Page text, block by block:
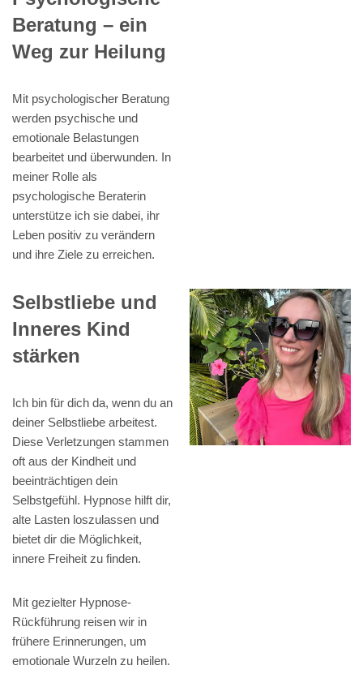
Beratung – ein
Weg zur Heilung
Mit psychologischer Beratung
werden psychische und
emotionale Belastungen
bearbeitet und überwunden. In
meiner Rolle als
psychologische Beraterin
unterstütze ich sie dabei, ihr
Leben positiv zu verändern
und ihre Ziele zu erreichen.
Selbstliebe und
Inneres Kind
stärken
Ich bin für dich da, wenn du an
deiner Selbstliebe arbeitest.
Diese Verletzungen stammen
oft aus der Kindheit und
beeinträchtigen dein
Selbstgefühl. Hypnose hilft dir,
alte Lasten loszulassen und
bietet dir die Möglichkeit,
innere Freiheit zu finden.
Mit gezielter Hypnose-
Rückführung reisen wir in
frühere Erinnerungen, um
emotionale Wurzeln zu heilen.